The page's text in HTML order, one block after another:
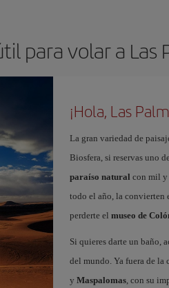
para volar a Las
¡Hola, Las
La gran variedad de
Biosfera, si reservas uno
paraíso natural con mil y
todo el año, la convierten
perderte el museo de
Si quieres darte un baño,
del mundo. Ya fuera de la
y Maspalomas, con su